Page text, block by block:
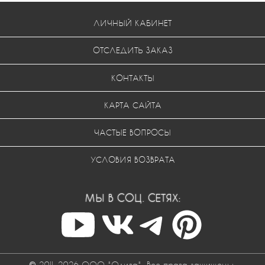
ЛИЧНЫЙ КАБИНЕТ
ОТСЛЕДИТЬ ЗАКАЗ
КОНТАКТЫ
КАРТА САЙТА
ЧАСТЫЕ ВОПРОСЫ
УСЛОВИЯ ВОЗВРАТА
МЫ В СОЦ. СЕТЯХ: